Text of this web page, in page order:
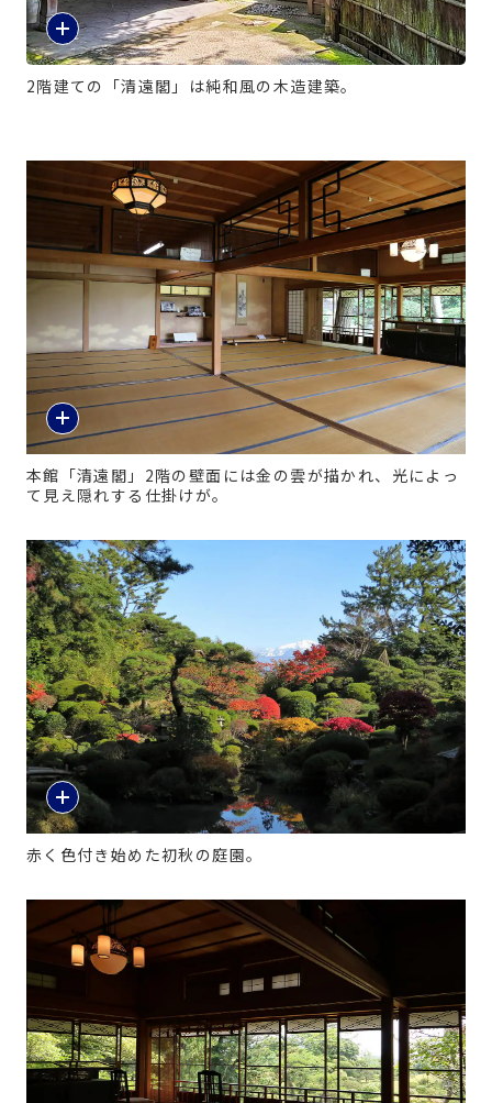
2階建ての「清遠閣」は純和風の木造建築。
本館「清遠閣」2階の壁面には金の雲が描かれ、光によっ
て見え隠れする仕掛けが。
赤く色付き始めた初秋の庭園。